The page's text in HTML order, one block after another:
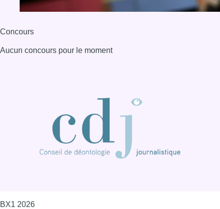
Concours
Aucun concours pour le moment
BX1 2026